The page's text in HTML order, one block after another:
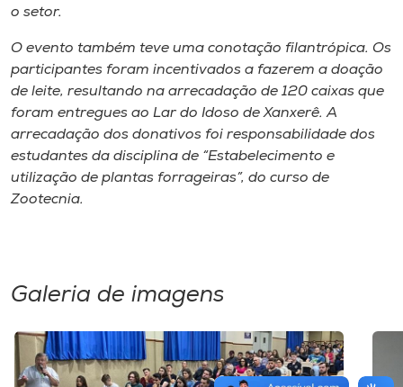
o setor.
O evento também teve uma conotação filantrópica. Os
participantes foram incentivados a fazerem a doação
de leite, resultando na arrecadação de 120 caixas que
foram entregues ao Lar do Idoso de Xanxerê. A
arrecadação dos donativos foi responsabilidade dos
estudantes da disciplina de “Estabelecimento e
utilização de plantas forrageiras”, do curso de
Zootecnia.
Galeria de imagens